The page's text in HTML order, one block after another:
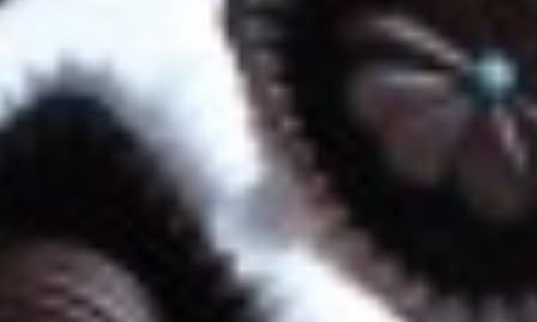
Agrotourisme
Sports et
plein air